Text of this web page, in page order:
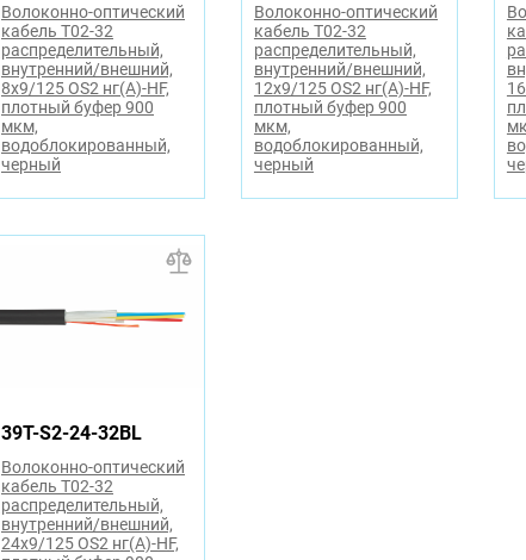
Волоконно-оптический
кабель T02-32
распределительный,
внутренний/внешний,
8x9/125 OS2 нг(А)-HF,
плотный буфер 900
мкм,
водоблокированный,
черный
Волоконно-оптический
кабель T02-32
распределительный,
внутренний/внешний,
12x9/125 OS2 нг(А)-HF,
плотный буфер 900
мкм,
водоблокированный,
черный
39T-S2-24-32BL
Волоконно-оптический
кабель T02-32
распределительный,
внутренний/внешний,
24x9/125 OS2 нг(А)-HF,